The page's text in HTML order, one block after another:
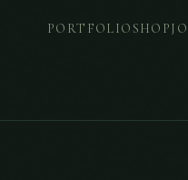
PORTFOLIO SHOP